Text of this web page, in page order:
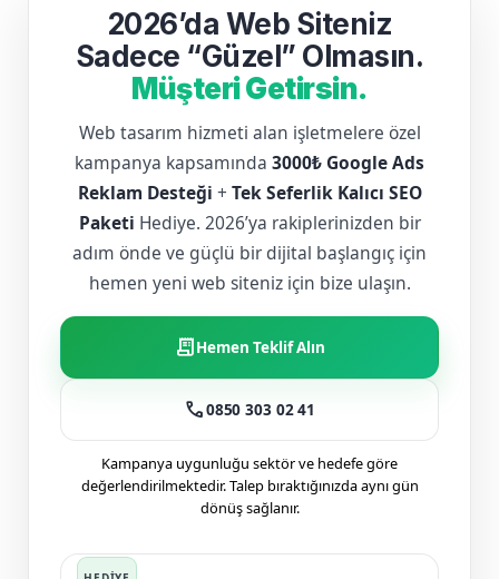
2026’da Web Siteniz
Sadece “Güzel” Olmasın.
Müşteri Getirsin.
Web tasarım hizmeti alan işletmelere özel
kampanya kapsamında 3000₺ Google Ads
Reklam Desteği + Tek Seferlik Kalıcı SEO
Paketi Hediye. 2026’ya rakiplerinizden bir
adım önde ve güçlü bir dijital başlangıç için
hemen yeni web siteniz için bize ulaşın.
receipt_longHemen Teklif Alın
call0850 303 02 41
Kampanya uygunluğu sektör ve hedefe göre
değerlendirilmektedir. Talep bıraktığınızda aynı gün
dönüş sağlanır.